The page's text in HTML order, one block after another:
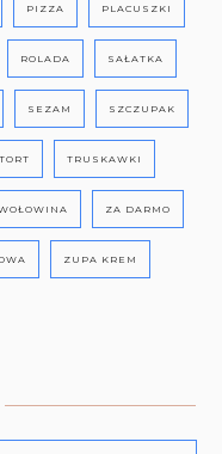
PIZZA PLACUSZKI
ROLADA SAŁATKA
SEZAM SZCZUPAK
TORT TRUSKAWKI
ZA DARMO
ZUPA KREM